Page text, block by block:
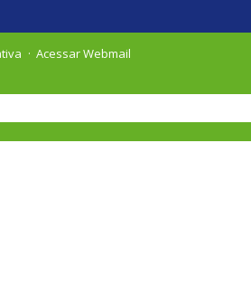
Acessar Webmail